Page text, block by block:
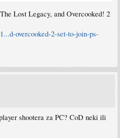
Lost Legacy, and Overcooked! 2
overcooked-2-set-to-join-ps-
shootera za PC? CoD neki ili